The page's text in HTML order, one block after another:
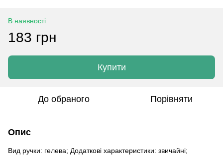
В наявності
183 грн
Купити
До обраного Порівняти
Опис
Вид ручки: гелева; Додаткові характеристики: звичайні;